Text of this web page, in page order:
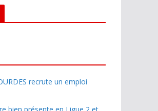
recrute un emploi